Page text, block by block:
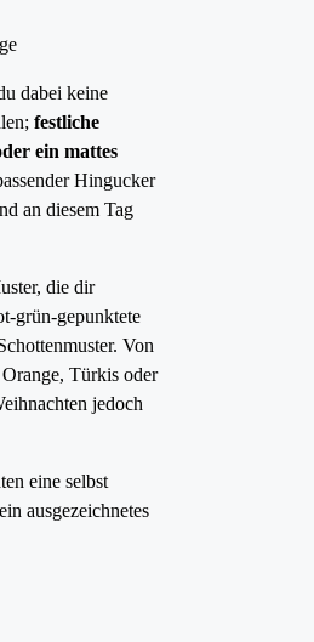
dabei keine
festliche
ein mattes
Hingucker
an diesem Tag
die dir
grün-gepunktete
Von
Türkis oder
jedoch
eine selbst
ausgezeichnetes